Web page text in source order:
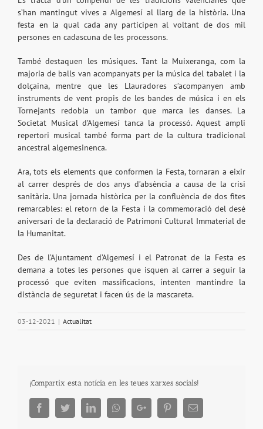
s’han mantingut vives a Algemesí al llarg de la història. Una
festa en la qual cada any participen al voltant de dos mil
persones en cadascuna de les processons.
També destaquen les músiques. Tant la Muixeranga, com la
majoria de balls van acompanyats per la música del tabalet i la
dolçaina, mentre que les Llauradores s’acompanyen amb
instruments de vent propis de les bandes de música i en els
Tornejants redobla un tambor que marca les danses. La
Societat Musical d’Algemesí tanca la processó. Aquest ampli
repertori musical també forma part de la cultura tradicional
ancestral algemesinenca.
Ara, tots els elements que conformen la Festa, tornaran a eixir
al carrer després de dos anys d’absència a causa de la crisi
sanitària. Una jornada històrica per la confluència de dos fites
remarcables: el retorn de la Festa i la commemoració del desé
aniversari de la declaració de Patrimoni Cultural Immaterial de
la Humanitat.
Des de l’Ajuntament d’Algemesí i el Patronat de la Festa es
demana a totes les persones que isquen al carrer a seguir la
processó que eviten massificacions, intenten mantindre la
distància de seguretat i facen ús de la mascareta.
03-12-2021 | Actualitat
¡Compartix esta notícia en les teues xarxes socials!
FacebookTwitterLinkedInWhatsappGoogle+ PinterestEmail